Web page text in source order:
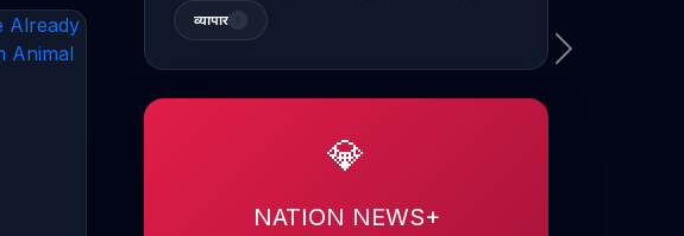
व्यापार
💎
NATION NEWS+